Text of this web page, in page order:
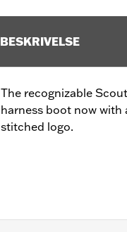
BESKRIVELSE
The recognizable
harness boot now with
stitched logo.